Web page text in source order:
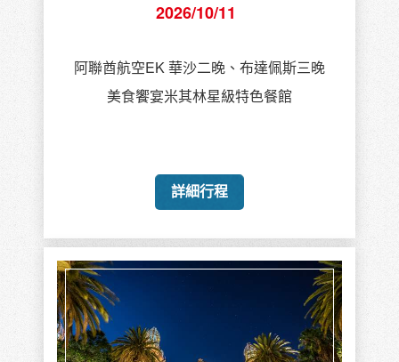
2026/10/11
阿聯酋航空EK 華沙二晚、布達佩斯三晚
美食饗宴米其林星級特色餐館
詳細行程